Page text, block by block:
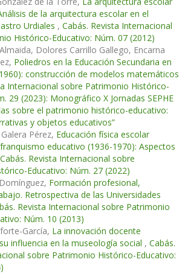
de la arquitectura escolar en el
Urdiales , Cabás. Revista Internacional
Histórico-Educativo: Núm. 07 (2012)
Dolores Carrillo Gallego, Encarna
Poliedros en la Educación Secundaria en
construcción de modelos matemáticos
Internacional sobre Patrimonio Histórico-
29 (2023): Monográfico X Jornadas SEPHE
sobre el patrimonio histórico-educativo:
y objetos educativos”
Pérez, Educación física escolar
educativo (1936-1970): Aspectos
Cabás. Revista Internacional sobre
Educativo: Núm. 27 (2022)
Formación profesional,
Retrospectiva de las Universidades
Revista Internacional sobre Patrimonio
Núm. 10 (2013)
García, La innovación docente
influencia en la museología social , Cabás.
sobre Patrimonio Histórico-Educativo: